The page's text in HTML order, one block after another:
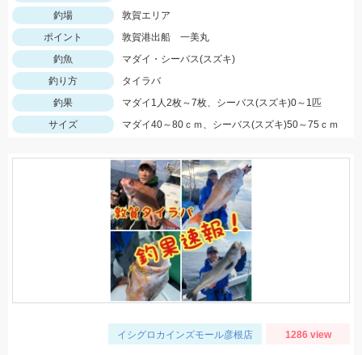
釣場
敦賀エリア
ポイント
敦賀港出船 一美丸
釣魚
マダイ・シーバス(スズキ)
釣り方
タイラバ
釣果
マダイ1人2枚～7枚、シーバス(スズキ)0～1匹
サイズ
マダイ40～80ｃｍ、シーバス(スズキ)50～75ｃｍ
イシグロカインズモール彦根店 1286 view